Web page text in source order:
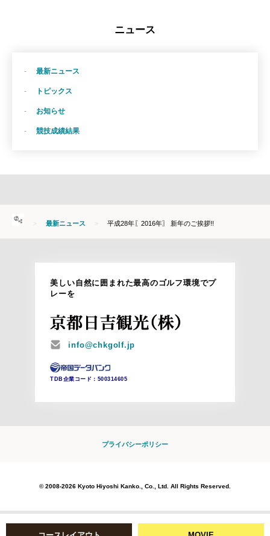
ニュース
最新ニュース
トピックス
お知らせ
競技成績結果
最新ニュース 平成28年〖2016年〗 新年のご挨拶!!
美しい自然に囲まれた最高のゴルフ環境でプ
レーを
MAIL
info@chkgolf.jp
TDB企業コード： 500314605
プライバシーポリシー
© 2008-2026 Kyoto Hiyoshi Kanko., Co., Ltd. All Rights Reserved.